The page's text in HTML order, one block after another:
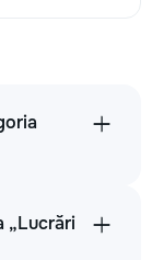
„Lucrări